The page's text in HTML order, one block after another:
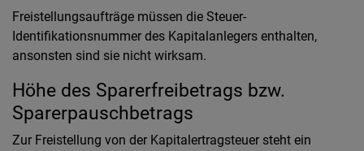
Freistellungsaufträge müssen die Steuer-
Identifikationsnummer des Kapitalanlegers enthalten,
ansonsten sind sie nicht wirksam.
Höhe des Sparerfreibetrags bzw.
Sparerpauschbetrags
Zur Freistellung von der Kapitalertragsteuer steht ein